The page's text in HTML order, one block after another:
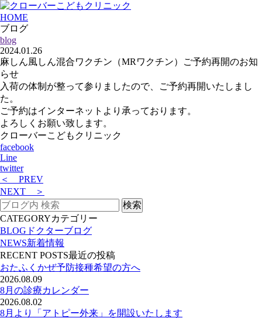
HOME
ブログ
blog
2024.01.26
麻しん風しん混合ワクチン（MRワクチン）ご予約再開のお知
らせ
入荷の体制が整って参りましたので、ご予約再開いたしまし
た。
ご予約はインターネットより承っております。
よろしくお願い致します。
クローバーこどもクリニック
facebook
Line
twitter
＜ PREV
NEXT ＞
CATEGORYカテゴリー
BLOG ドクターブログ
NEWS新着情報
RECENT POSTS最近の投稿
おたふくかぜ予防接種希望の方へ
2026.08.09
8月の診療カレンダー
2026.08.02
8月より「アトピー外来」を開設いたします